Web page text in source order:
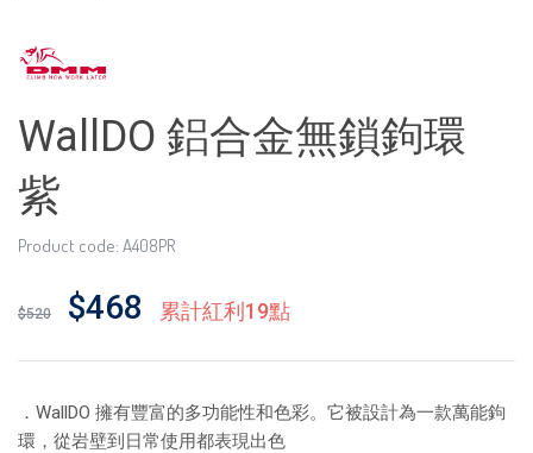
WallDO 鋁合金無鎖鉤環
紫
Product code: A408PR
$520 $468 累計紅利19點
．WallDO 擁有豐富的多功能性和色彩。它被設計為一款萬能鉤
環，從岩壁到日常使用都表現出色